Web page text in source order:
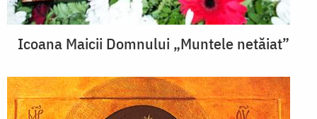
Icoana Maicii Domnului „Muntele netăiat”